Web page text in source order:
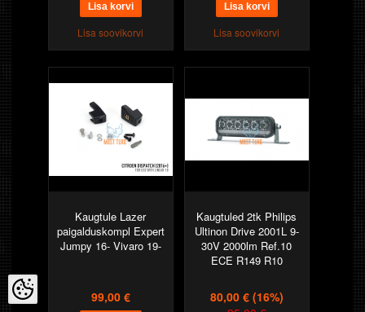
Lisa soovikorvi Lisa soovikorvi
Kaugtule Lazer
paigalduskompl Expert
Jumpy 16- Vivaro 19-
99,00 €
Kaugtuled 2tk Philips
Ultinon Drive 2001L 9-
30V 2000lm Ref.10
ECE R149 R10
80,00 € (16%)